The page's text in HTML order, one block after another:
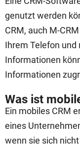
genutzt werden
CRM, auch M-
Ihrem Telefon
Informationen
Informationen
Was ist
Ein mobiles CRM
eines
wenn sie sich